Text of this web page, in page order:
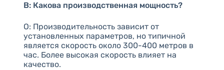
В: Какова производственная мощность?
О: Производительность зависит от
установленных параметров, но типичной
является скорость около 300-400 метров в
час. Более высокая скорость влияет на
качество.